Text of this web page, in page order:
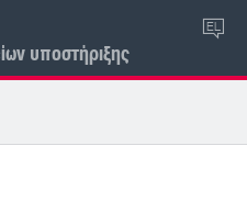
υποστήριξης
EL